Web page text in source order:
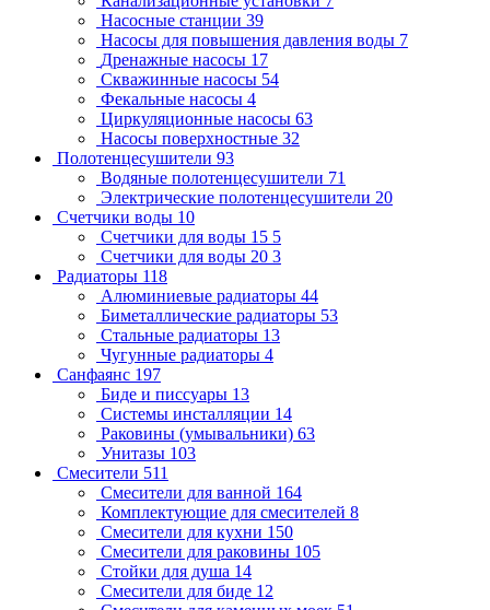
Насосные станции 39
Насосы для повышения давления воды 7
Дренажные насосы 17
Скважинные насосы 54
Фекальные насосы 4
Циркуляционные насосы 63
Насосы поверхностные 32
Полотенцесушители 93
Водяные полотенцесушители 71
Электрические полотенцесушители 20
Счетчики воды 10
Счетчики для воды 15 5
Счетчики для воды 20 3
Радиаторы 118
Алюминиевые радиаторы 44
Биметаллические радиаторы 53
Стальные радиаторы 13
Чугунные радиаторы 4
Санфаянс 197
Биде и писсуары 13
Системы инсталляции 14
Раковины (умывальники) 63
Унитазы 103
Смесители 511
Смесители для ванной 164
Комплектующие для смесителей 8
Смесители для кухни 150
Смесители для раковины 105
Стойки для душа 14
Смесители для биде 12